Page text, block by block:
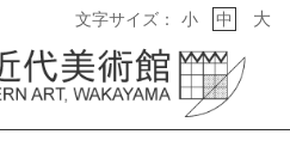
文字サイズ： 小 中 大